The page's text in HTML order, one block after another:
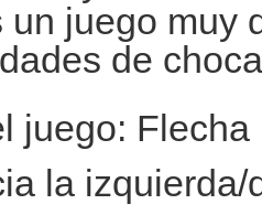
un juego muy
de
juego:
la